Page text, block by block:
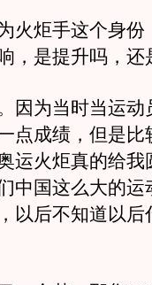
炬手这个身份
，是提升吗，还
为当时当运动
点成绩，但是比
运火炬真的给我
中国这么大的运
以后不知道以后